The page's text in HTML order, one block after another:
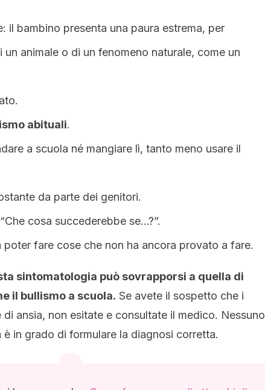
il bambino presenta una paura estrema, per
animale o di un fenomeno naturale, come un
abituali.
a scuola né mangiare lì, tanto meno usare il
da parte dei genitori.
cosa succederebbe se…?”.
poter fare cose che non ha ancora provato a fare.
sintomatologia può sovrapporsi a quella di
il bullismo a scuola. Se avete il sospetto che i
ansia, non esitate e consultate il medico. Nessuno
in grado di formulare la diagnosi corretta.